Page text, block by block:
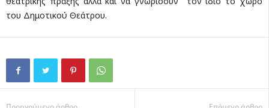
του Δημοτικού Θεάτρου.